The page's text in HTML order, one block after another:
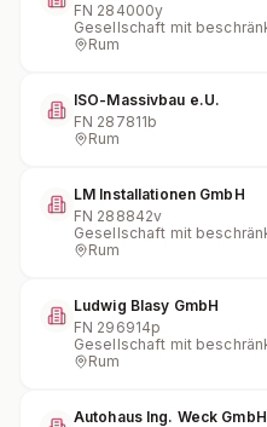
FN 284000y
Gesellschaft mit
Rum
ISO-Massivbau e.U.
FN 287811b
Rum
LM Installationen GmbH
FN 288842v
Gesellschaft mit
Rum
Ludwig Blasy GmbH
FN 296914p
Gesellschaft mit
Rum
Autohaus Ing. Weck